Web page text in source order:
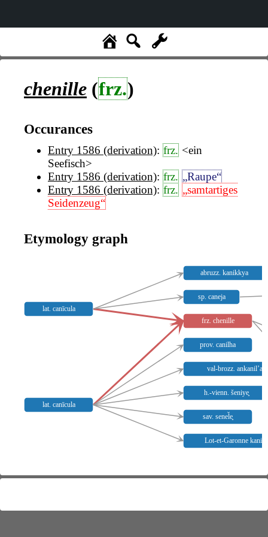
chenille (frz.)
Occurances
Entry 1586 (derivation): frz. <ein
Seefisch>
Entry 1586 (derivation): frz. „Raupe“
Entry 1586 (derivation): frz. „samtartiges
Seidenzeug“
Etymology graph
lat. canīcula
lat. canīcula
abruzz. kanikkya
sp. caneja
frz. chenille
prov. canilha
val-brozz.
h.-vienn. šeniye̥
sav. senel̆e̥
Lot-et-Garonne